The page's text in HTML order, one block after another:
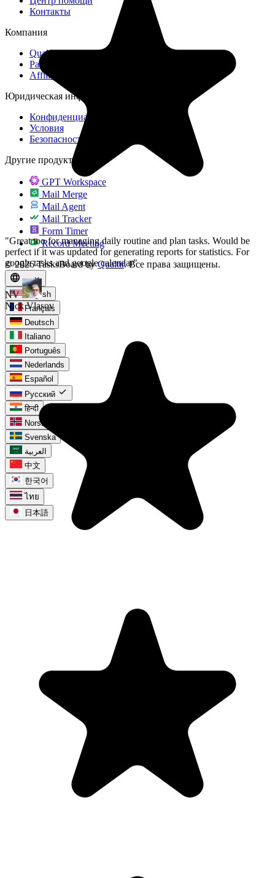
"Great too for managing daily routine and plan tasks. Would be
perfect if it was updated for generating reports for statistics. For
google tasks and google calendar"
Nick Vlasov
Контакты
Компания
Qualtir
Работа с нами
Affiliate
Юридическая информация
Конфиденциальность
Условия
Безопасность
Другие продукты
GPT Workspace
Mail Merge
Mail Agent
Mail Tracker
Form Timer
Record Meeting
© 2026 TasksBoard byQualtir. Все права защищены.
language ru expand_more
English
Français
Deutsch
Italiano
Português
Nederlands
Español
Русский check
हिन्दी
Norsk
Svenska
العربية
中文
한국어
ไทย
日本語